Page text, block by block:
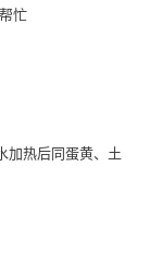
忙
加热后同蛋黄、土